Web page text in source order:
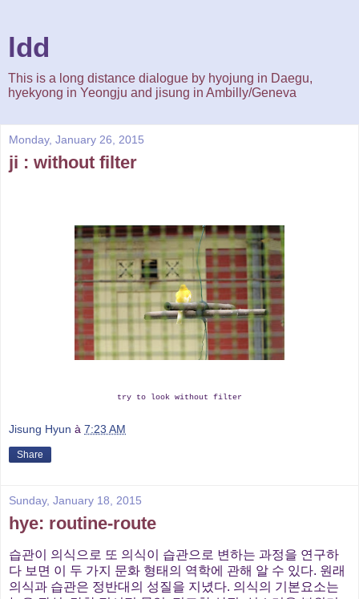
ldd
This is a long distance dialogue by hyojung in Daegu,
hyekyong in Yeongju and jisung in Ambilly/Geneva
Monday, January 26, 2015
ji : without filter
try to look without filter
Jisung Hyun à 7:23 AM
Share
Sunday, January 18, 2015
hye: routine-route
습관이 의식으로 또 의식이 습관으로 변하는 과정을 연구하
다 보면 이 두 가지 문화 형태의 역학에 관해 알 수 있다. 원래
의식과 습관은 정반대의 성질을 지녔다. 의식의 기본요소는